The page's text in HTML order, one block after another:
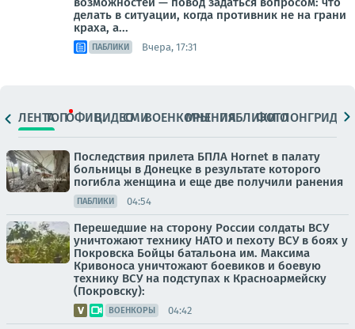
делать в ситуации, когда противник не на грани
краха, а...
ПАБЛИКИ Вчера, 17:31
ЛЕНТАТОПОФИЦ.ВИДЕОСМИВОЕНКОРЫМНЕНИЯПАБЛИКИ
ФОТОЛОНГРИДЫ
Последствия прилета БПЛА Hornet в палату
больницы в Донецке в результате которого
погибла женщина и еще две получили ранения
ПАБЛИКИ 04:54
Перешедшие на сторону России солдаты ВСУ
уничтожают технику НАТО и пехоту ВСУ в боях у
Покровска Бойцы батальона им. Максима
Кривоноса уничтожают боевиков и боевую
технику ВСУ на подступах к Красноармейску
(Покровску):
ВОЕНКОРЫ 04:42